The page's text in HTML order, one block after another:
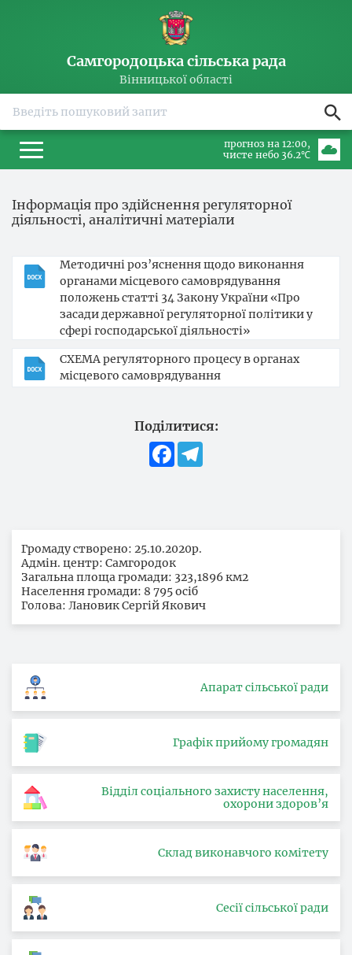
Самгородоцька сільська рада
Вінницької області
прогноз на 12:00
чисте небо 36.2℃
Інформація про здійснення регуляторної
діяльності, аналітичні матеріали
Методичні роз’яснення щодо виконання
органами місцевого самоврядування
положень статті 34 Закону України «Про
засади державної регуляторної політики у
сфері господарської діяльності»
СХЕМА регуляторного процесу в органах
місцевого самоврядування
Поділитися:
Facebook
Громаду створено: 25.10.2020р.
Адмін. центр: Самгородок
Загальна площа громади: 323,1896 км2
Населення громади: 8 795 осіб
Голова: Лановик Сергій Якович
Апарат сільської ради
Графік прийому громадян
Відділ соціального захисту населення,
охорони здоров’я
Склад виконавчого комітету
Сесії сільської ради